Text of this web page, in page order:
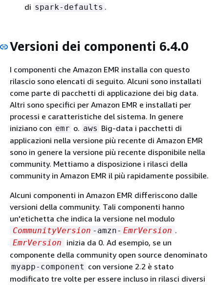
di spark-defaults .
Versioni dei componenti 6.4.0
I componenti che Amazon EMR installa con questo
rilascio sono elencati di seguito. Alcuni sono installati
come parte di pacchetti di applicazione dei big data.
Altri sono specifici per Amazon EMR e installati per
processi e caratteristiche del sistema. In genere
iniziano con emr o. aws Big-data i pacchetti di
applicazioni nella versione più recente di Amazon EMR
sono in genere la versione più recente disponibile nella
community. Mettiamo a disposizione i rilasci della
community in Amazon EMR il più rapidamente possibile.
Alcuni componenti in Amazon EMR differiscono dalle
versioni della community. Tali componenti hanno
un'etichetta che indica la versione nel modulo
CommunityVersion -amzn- EmrVersion .
EmrVersion
inizia da 0. Ad esempio, se un
componente della community open source denominato
myapp-component con versione 2.2 è stato
modificato tre volte per essere incluso in rilasci diversi